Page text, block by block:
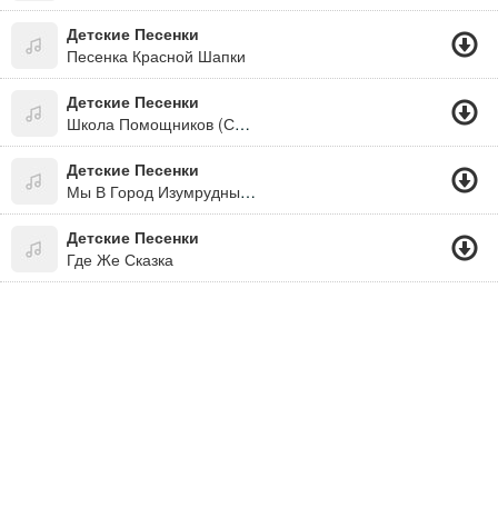
Детские Песенки
Песенка Красной Шапки
Детские Песенки
Школа Помощников (Сто Улыбок)
Детские Песенки
Мы В Город Изумрудный Идём Дорогой Трудной...
Детские Песенки
Где Же Сказка